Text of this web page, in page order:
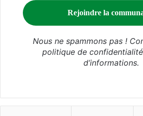
Nous ne spammons pas !
politique de confidentialité
d’informations.